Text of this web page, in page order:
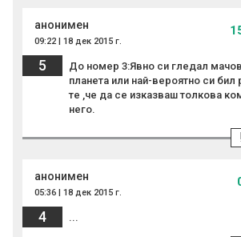
анонимен
09:22 | 18 дек 2015 г.
5
До номер 3:Явно си гледал
планета или най-вероятно си бил
те ,че да се изказваш толкова
него.
анонимен
05:36 | 18 дек 2015 г.
4 ...